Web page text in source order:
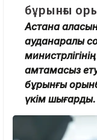
бұрынғы
Астана
ауданаралық
қамтамасыз
бұрынғы
үкім шығарды.